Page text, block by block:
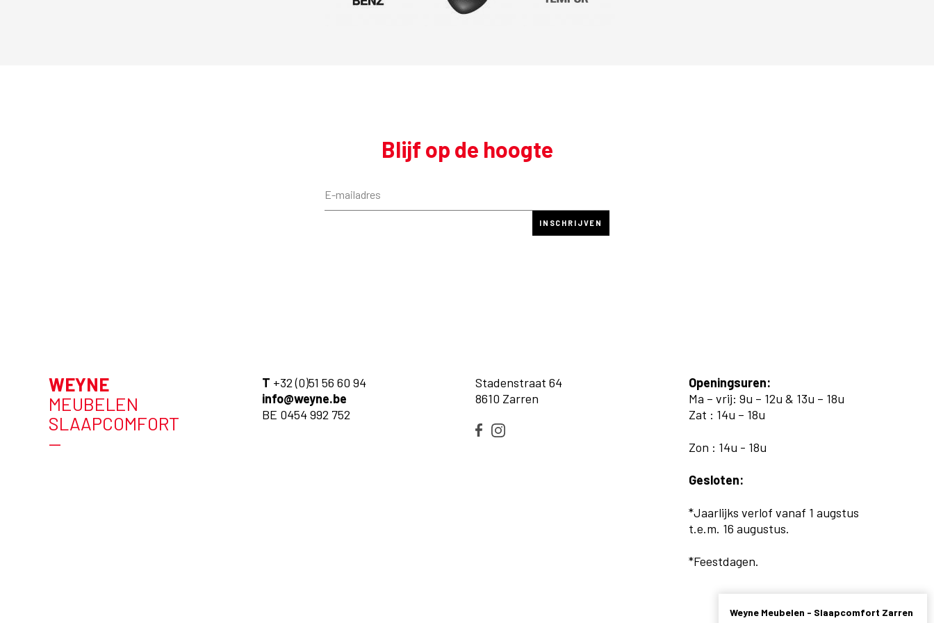
Blijf op de hoogte
WEYNE
MEUBELEN
SLAAPCOMFORT
—
T +32 (0)51 56 60 94
info@weyne.be
BE 0454 992 752
Stadenstraat 64
8610 Zarren
Openingsuren:
Ma – vrij: 9u – 12u & 13u – 18u
Zat : 14u – 18u
Zon : 14u - 18u
Gesloten:
*Jaarlijks verlof vanaf 1 augstus
t.e.m. 16 augustus.
*Feestdagen.
Weyne Meubelen - Slaapcomfort Zarren